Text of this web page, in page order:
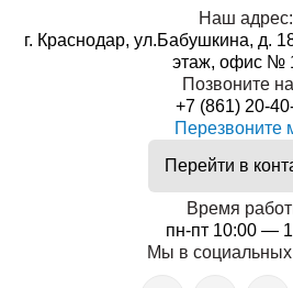
Наш адрес:
г. Краснодар, ул.Бабушкина, д.
этаж, офис №
Позвоните
+7 (861) 20-
Перезвоните
Перейти в
Время
пн-пт 10:00 —
Мы в социальных